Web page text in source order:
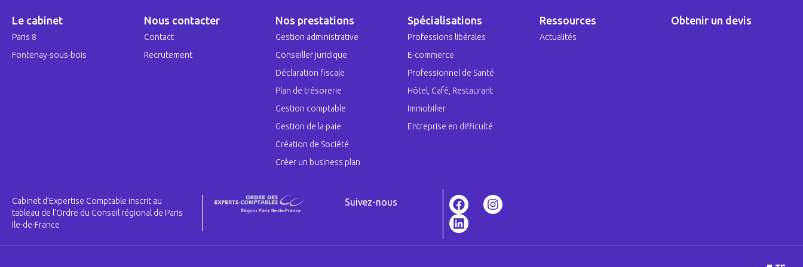
Le cabinet
Paris 8
Fontenay-sous-bois
Nous contacter
Contact
Recrutement
Nos prestations
Gestion administrative
Conseiller juridique
Déclaration fiscale
Plan de trésorerie
Gestion comptable
Gestion de la paie
Création de Société
Créer un business plan
Spécialisations
Professions libérales
E-commerce
Professionnel de Santé
Hôtel, Café, Restaurant
Immobilier
Entreprise en difficulté
Ressources
Actualités
Obtenir un devis
Cabinet d’Expertise Comptable inscrit au
tableau de l’Ordre du Conseil régional de Paris
Ile-de-France
Suivez-nous